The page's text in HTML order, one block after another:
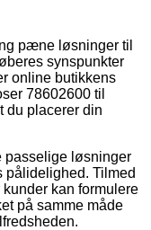
pæne løsninger til
synspunkter
online butikkens
78602600 til
du placerer din
passelige løsninger
pålidelighed. Tilmed
kan formulere
på samme måde